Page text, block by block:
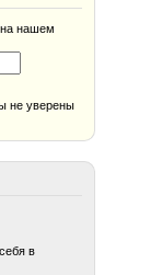
на нашем
не уверены
в